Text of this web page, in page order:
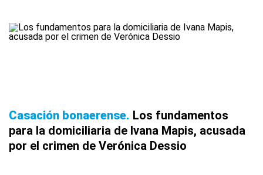
Casación bonaerense Los fundamentos
para la domiciliaria de Ivana Mapis, acusada
por el crimen de Verónica Dessio